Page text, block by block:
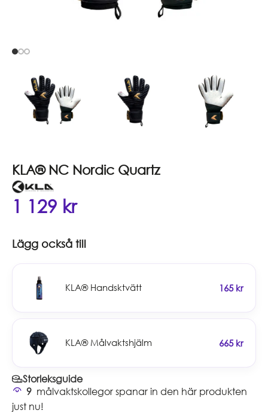
KLA® NC Nordic Quartz
1 129 kr
Lägg också till
KLA® Handsktvätt 165 kr
KLA® Målvaktshjälm 665 kr
Storleksguide
9 målvaktskollegor spanar in den här produkten
just nu!